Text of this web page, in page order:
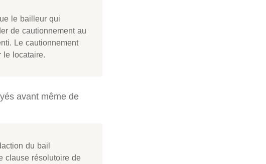
le bailleur qui
de cautionnement au
Le cautionnement
le locataire.
avant même de
du bail
clause résolutoire de